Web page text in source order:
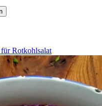
Rotkohlsalat